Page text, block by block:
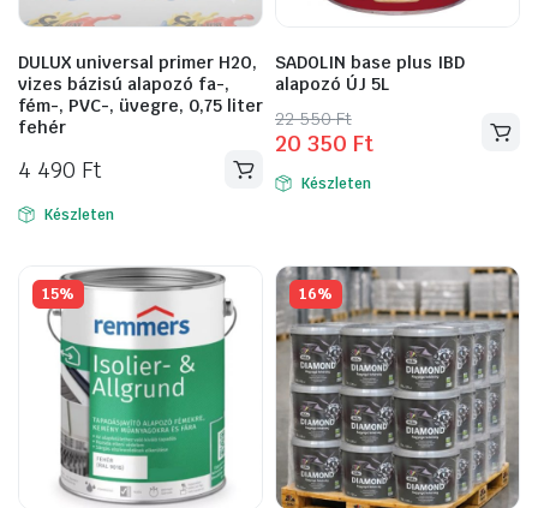
DULUX universal primer H2O,
vizes bázisú alapozó fa-,
fém-, PVC-, üvegre, 0,75 liter
fehér
4 490 Ft
Készleten
SADOLIN base plus IBD
alapozó ÚJ 5L
22 550Ft
Original
price
was:
20 350 Ft
Current
price
is: Készleten
15% 16%